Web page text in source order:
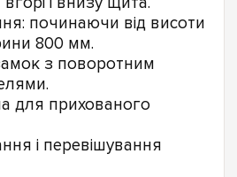
починаючи від висоти
800 мм.
з поворотним
для прихованого
і перевішування